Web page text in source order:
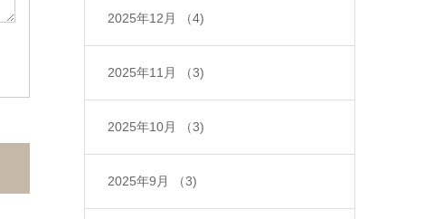
2025年12月 （4)
2025年11月 （3)
2025年10月 （3)
2025年9月 （3)